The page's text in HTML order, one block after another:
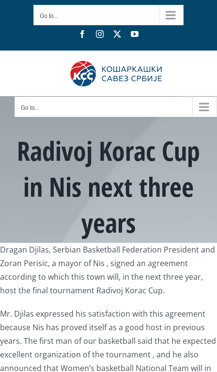
Go to...
FacebookInstagram YouTube
Go to...
Radivoj Korac Cup
in Nis next three
years
View
Larger
Image
Dragan Djilas, Serbian Basketball Federation President and
Zoran Perisic, a mayor of Nis , signed an agreement
according to which this town will, in the next three year,
host the final tournament Radivoj Korac Cup.
Mr. Djilas expressed his satisfaction with this agreement
because Nis has proved itself as a good host in previous
years. The first man of our basketball said that he expected
excellent organization of the tournament , and he also
announced that Women’s basketball National Team will in